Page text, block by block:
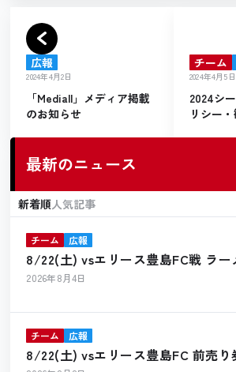
広報
2024年4月2日
「Mediall」メディア掲載
のお知らせ
チーム
2024年4月5日
2024シ
リシー
最新のニュース
新着順人気記事
チーム 広報
8/22(土) vsエリース豊島FC戦 ラー
ト出店のお知らせ
2026年8月4日
チーム 広報
8/22(土) vsエリース豊島FC 前売り